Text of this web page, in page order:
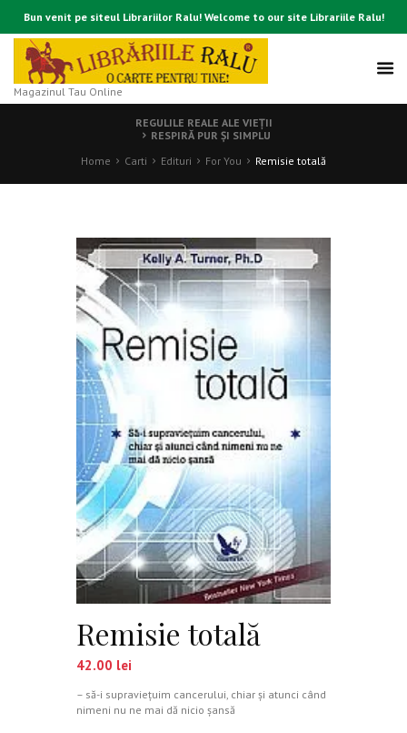
Bun venit pe siteul Librariilor Ralu! Welcome to our site Librariile Ralu!
Magazinul Tau Online
REGULILE REALE ALE VIEŢII
RESPIRĂ PUR ŞI SIMPLU
Home
Carti Edituri For You Remisie totală
Remisie totală
42.00 lei
– să-i supravieţuim cancerului, chiar şi atunci când
nimeni nu ne mai dă nicio şansă